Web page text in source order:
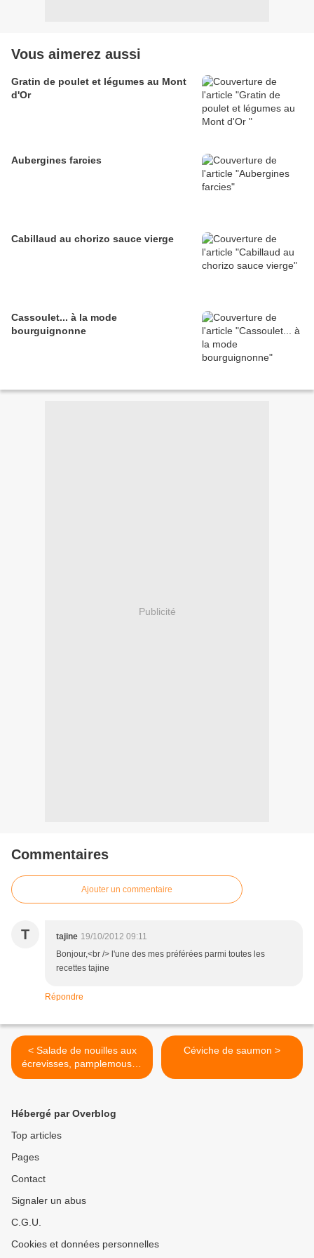
Vous aimerez aussi
Gratin de poulet et légumes au Mont
d'Or
Aubergines farcies
Cabillaud au chorizo sauce vierge
Cassoulet... à la mode
bourguignonne
Publicité
Commentaires
Ajouter un commentaire
T tajine 19/10/2012 09:11
Bonjour,<br /> l'une des mes préférées parmi toutes les
recettes tajine
Répondre
< Salade de nouilles aux
écrevisses, pamplemousse
et coriandre
Céviche de saumon >
Hébergé par Overblog
Top articles
Pages
Contact
Signaler un abus
C.G.U.
Cookies et données personnelles